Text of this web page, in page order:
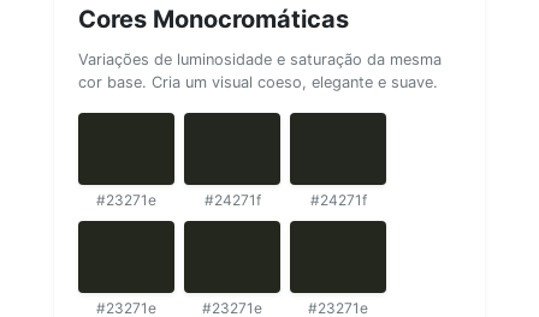
Cores Monocromáticas
Variações de luminosidade e saturação da mesma
cor base. Cria um visual coeso, elegante e suave.
#23271e #24271f #24271f
#23271e #23271e #23271e